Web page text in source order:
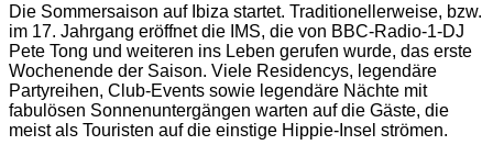
Die Sommersaison auf Ibiza startet. Traditionellerweise, bzw.
im 17. Jahrgang eröffnet die IMS, die von BBC-Radio-1-DJ
Pete Tong und weiteren ins Leben gerufen wurde, das erste
Wochenende der Saison. Viele Residencys, legendäre
Partyreihen, Club-Events sowie legendäre Nächte mit
fabulösen Sonnenuntergängen warten auf die Gäste, die
meist als Touristen auf die einstige Hippie-Insel strömen.